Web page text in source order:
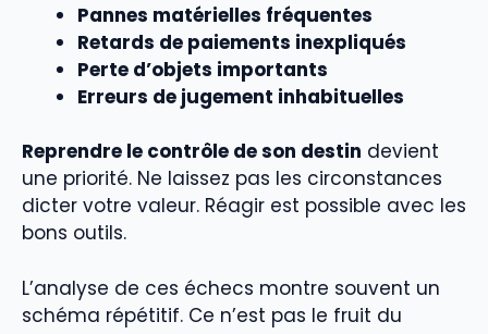
Pannes matérielles fréquentes
Retards de paiements inexpliqués
Perte d’objets importants
Erreurs de jugement inhabituelles
Reprendre le contrôle de son destin devient
une priorité. Ne laissez pas les circonstances
dicter votre valeur. Réagir est possible avec les
bons outils.
L’analyse de ces échecs montre souvent un
schéma répétitif. Ce n’est pas le fruit du